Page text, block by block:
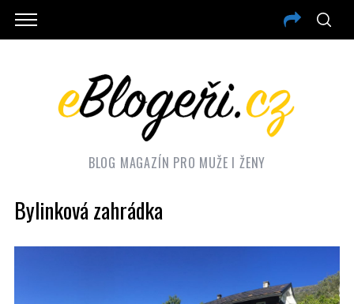
BLOG MAGAZÍN PRO MUŽE I ŽENY
Bylinková zahrádka